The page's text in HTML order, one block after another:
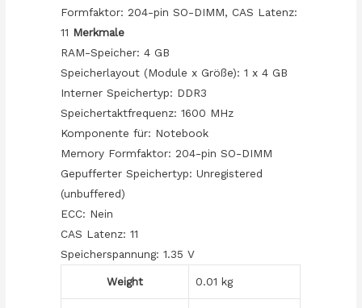
Formfaktor: 204-pin SO-DIMM, CAS Latenz:
11 Merkmale
RAM-Speicher: 4 GB
Speicherlayout (Module x Größe): 1 x 4 GB
Interner Speichertyp: DDR3
Speichertaktfrequenz: 1600 MHz
Komponente für: Notebook
Memory Formfaktor: 204-pin SO-DIMM
Gepufferter Speichertyp: Unregistered
(unbuffered)
ECC: Nein
CAS Latenz: 11
Speicherspannung: 1.35 V
Weight 0.01 kg